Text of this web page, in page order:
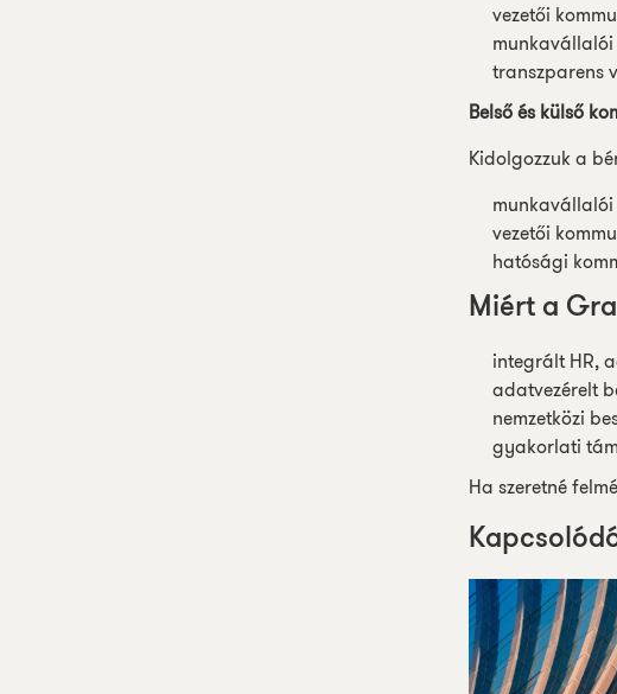
vezetői
munkavállalói
transzparens
Belső és külső
Kidolgozzuk a
vezetői
hatósági
Miért a
integrált HR,
adatvezérelt
nemzetközi
gyakorlati
Ha szeretné